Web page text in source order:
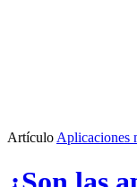
Artículo Aplicaciones